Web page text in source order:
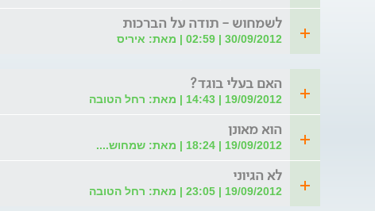
לשמחוש - תודה על הברכות
30/09/2012 | 02:59 | מאת: איריס
האם בעלי בוגד?
19/09/2012 | 14:43 | מאת: רחל הטובה
הוא מאונן
19/09/2012 | 18:24 | מאת: שמחוש....
לא הגיוני
19/09/2012 | 23:05 | מאת: רחל הטובה